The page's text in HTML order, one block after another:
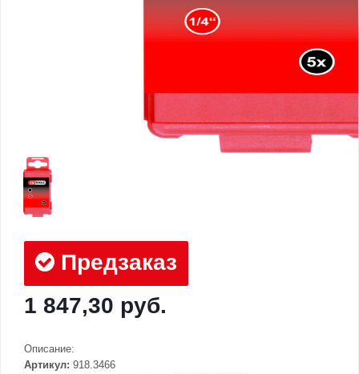
Предзаказ
1 847,30 руб.
Описание:
Артикул: 918.3466